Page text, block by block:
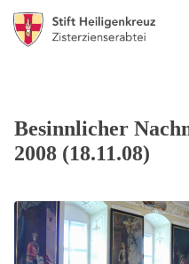
Besinnlicher
2008 (18.11.08)